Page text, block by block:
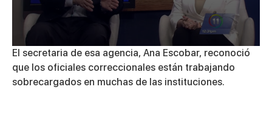
0
of
5
El secretaria de esa agencia, Ana Escobar, reconoció
que los oficiales correccionales están trabajando
sobrecargados en muchas de las instituciones.